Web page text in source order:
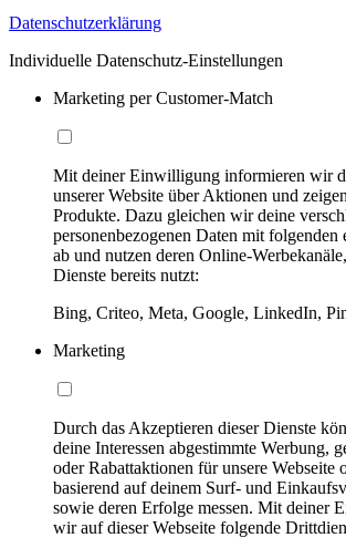
Datenschutzerklärung
Individuelle Datenschutz-Einstellungen
Marketing per Customer-Match
Mit deiner Einwilligung informieren wir
unserer Website über Aktionen und
Produkte. Dazu gleichen wir deine
personenbezogenen Daten mit folgenden
ab und nutzen deren Online-
Dienste bereits nutzt:
Bing, Criteo, Meta, Google, LinkedIn,
Marketing
Durch das Akzeptieren dieser Dienste
deine Interessen abgestimmte Werbung,
oder Rabattaktionen für unsere Webseite
basierend auf deinem Surf- und
sowie deren Erfolge messen. Mit deiner
wir auf dieser Webseite folgende